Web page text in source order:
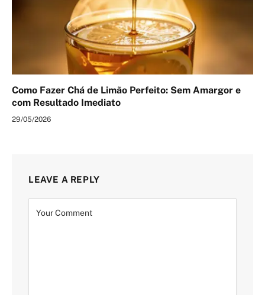
Como Fazer Chá de Limão Perfeito: Sem Amargor e
com Resultado Imediato
29/05/2026
LEAVE A REPLY